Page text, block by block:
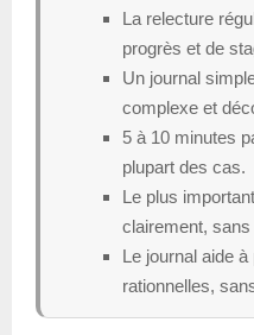
La relecture
progrès et de
Un journal
complexe et
5 à 10 minutes
plupart des cas.
Le plus
clairement,
Le journal aide
rationnelles,